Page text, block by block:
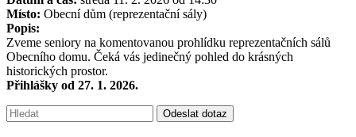
Místo: Obecní dům (reprezentační sály)
Popis:
Zveme seniory na komentovanou prohlídku reprezentačních sálů
Obecního domu. Čeká vás jedinečný pohled do krásných
historických prostor.
Přihlášky od 27. 1. 2026.
Vyhledávání:
Odeslat dotaz